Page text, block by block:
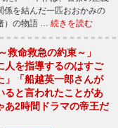
係を結んだ一匹おおかみの
）の物語 … 続きを読む
救命救急の約束～」
人を指導するのはすご
」「船越英一郎さんが
ると言われたことがあ
あ2時間ドラマの帝王だ